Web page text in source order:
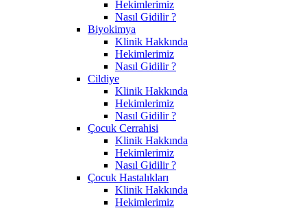
Hekimlerimiz
Nasıl Gidilir ?
Biyokimya
Klinik Hakkında
Hekimlerimiz
Nasıl Gidilir ?
Cildiye
Klinik Hakkında
Hekimlerimiz
Nasıl Gidilir ?
Çocuk Cerrahisi
Klinik Hakkında
Hekimlerimiz
Nasıl Gidilir ?
Çocuk Hastalıkları
Klinik Hakkında
Hekimlerimiz